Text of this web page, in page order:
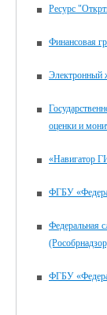
Ресурс
Финансовая
Электронный
оценки и
«Навигатор
ФГБУ
Федеральная
ФГБУ